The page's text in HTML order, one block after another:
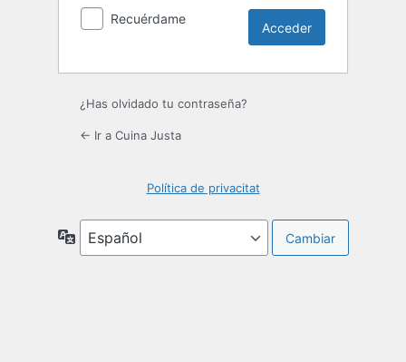
Recuérdame
¿Has olvidado tu contraseña?
← Ir a Cuina Justa
Política de privacitat
Idioma